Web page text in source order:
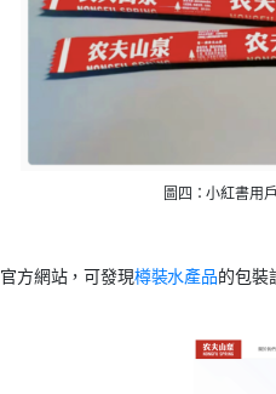
圖四：小紅書用
方網站，可發現樽裝水產品的包裝